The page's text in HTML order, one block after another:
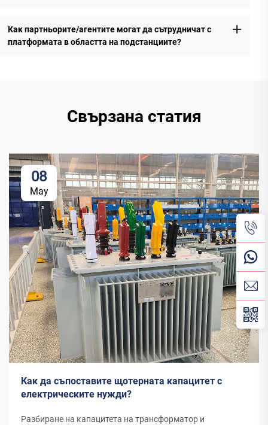
Как партньорите/агентите могат да сътрудничат с
платформата в областта на подстанциите?
Свързана статия
08
May
Как да съпоставите щотерната капацитет с
електрическите нужди?
Разбиране на капацитета на трансформатор и